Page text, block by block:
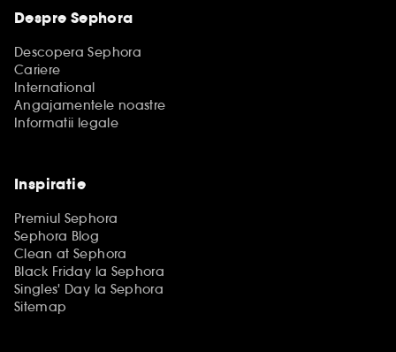
Despre Sephora
Descopera Sephora
Cariere
International
Angajamentele noastre
Informatii legale
Inspiratie
Premiul Sephora
Sephora Blog
Clean at Sephora
Black Friday la Sephora
Singles' Day la Sephora
Sitemap